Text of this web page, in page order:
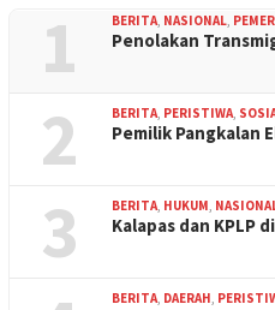
1 BERITA, NASIONAL,
Penolakan
2 BERITA, PERISTIWA,
Pemilik Pangkalan
3 BERITA, HUKUM,
Kalapas dan
BERITA, DAERAH,